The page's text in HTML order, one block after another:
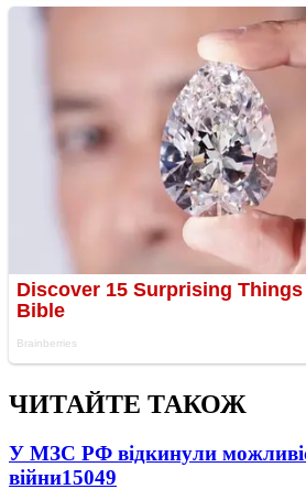
ЧИТАЙТЕ ТАКОЖ
У МЗС РФ відкинули
війни15049